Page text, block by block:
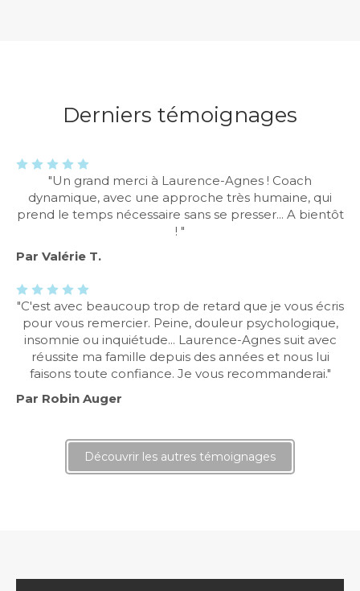
Derniers témoignages
"Un grand merci à Laurence-Agnes ! Coach
dynamique, avec une approche très humaine, qui
prend le temps nécessaire sans se presser... A bientôt
! "
Par Valérie T.
"C'est avec beaucoup trop de retard que je vous écris
pour vous remercier. Peine, douleur psychologique,
insomnie ou inquiétude... Laurence-Agnes suit avec
réussite ma famille depuis des années et nous lui
faisons toute confiance. Je vous recommanderai."
Par Robin Auger
Découvrir les autres témoignages